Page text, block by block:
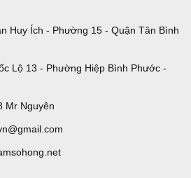
Huy Ích - Phường 15 - Quận Tân Bình
Lộ 13 - Phường Hiệp Bình Phước -
Mr Nguyên